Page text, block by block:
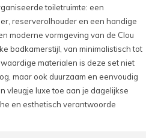
toiletruimte: een
reserverolhouder en een handige
moderne vormgeving van de Clou
badkamerstijl, van minimalistisch tot
materialen is deze set niet
maar ook duurzaam en eenvoudig
vleugje luxe toe aan je dagelijkse
en esthetisch verantwoorde